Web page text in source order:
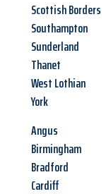
Scottish Borders
Southampton
Sunderland
Thanet
West Lothian
York
Angus
Birmingham
Bradford
Cardiff